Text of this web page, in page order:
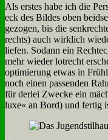
Als er­stes ha­be ich die
eck des Bil­des oben
ge­zo­gen, bis die
rechts) auch wirk­lich
lie­fen. So­dann ein
mehr wie­der lot­recht
op­ti­mie­rung et­was in
noch ei­nen pas­sen­den
für der­lei Zwecke ein
lu­xe« an Bord) und fer­tig